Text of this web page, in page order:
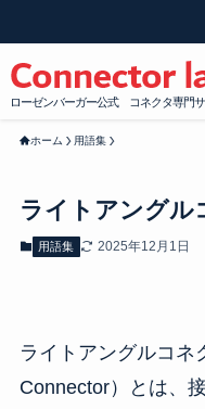
ローゼンバーガー公式 コネクタ専門
ホーム 用語集
ライトアングル
用語集 2025年12月1日
ライトアングルコネ
Connector）とは、